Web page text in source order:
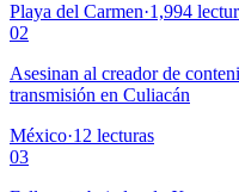
Playa del Carmen·1,994
02
Asesinan al creador de
transmisión en Culiacán
México·12 lecturas
03